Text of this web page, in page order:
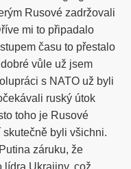
Rusové zadržovali
mi to připadalo
času to přestalo
vůle už jsem
s NATO už byli
ruský útok
toho je Rusové
byli všichni.
záruku, že